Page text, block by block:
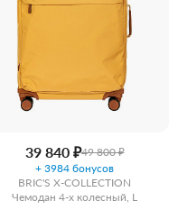
39 840 ₽49 800 ₽
+ 3984 бонусов
BRIC'S X-COLLECTION
Чемодан 4-х колесный, L